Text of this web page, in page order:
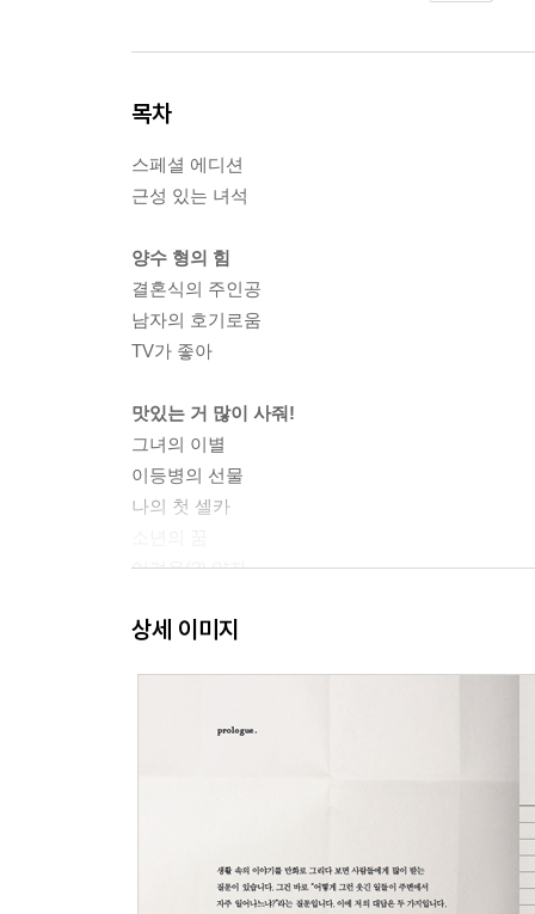
목차
스페셜 에디션
근성 있는 녀석
양수 형의 힘
결혼식의 주인공
남자의 호기로움
TV가 좋아
맛있는 거 많이 사줘!
그녀의 이별
이등병의 선물
나의 첫 셀카
어려운(?) 약자
어머니의 양수
파블로프의 개
상세 이미지